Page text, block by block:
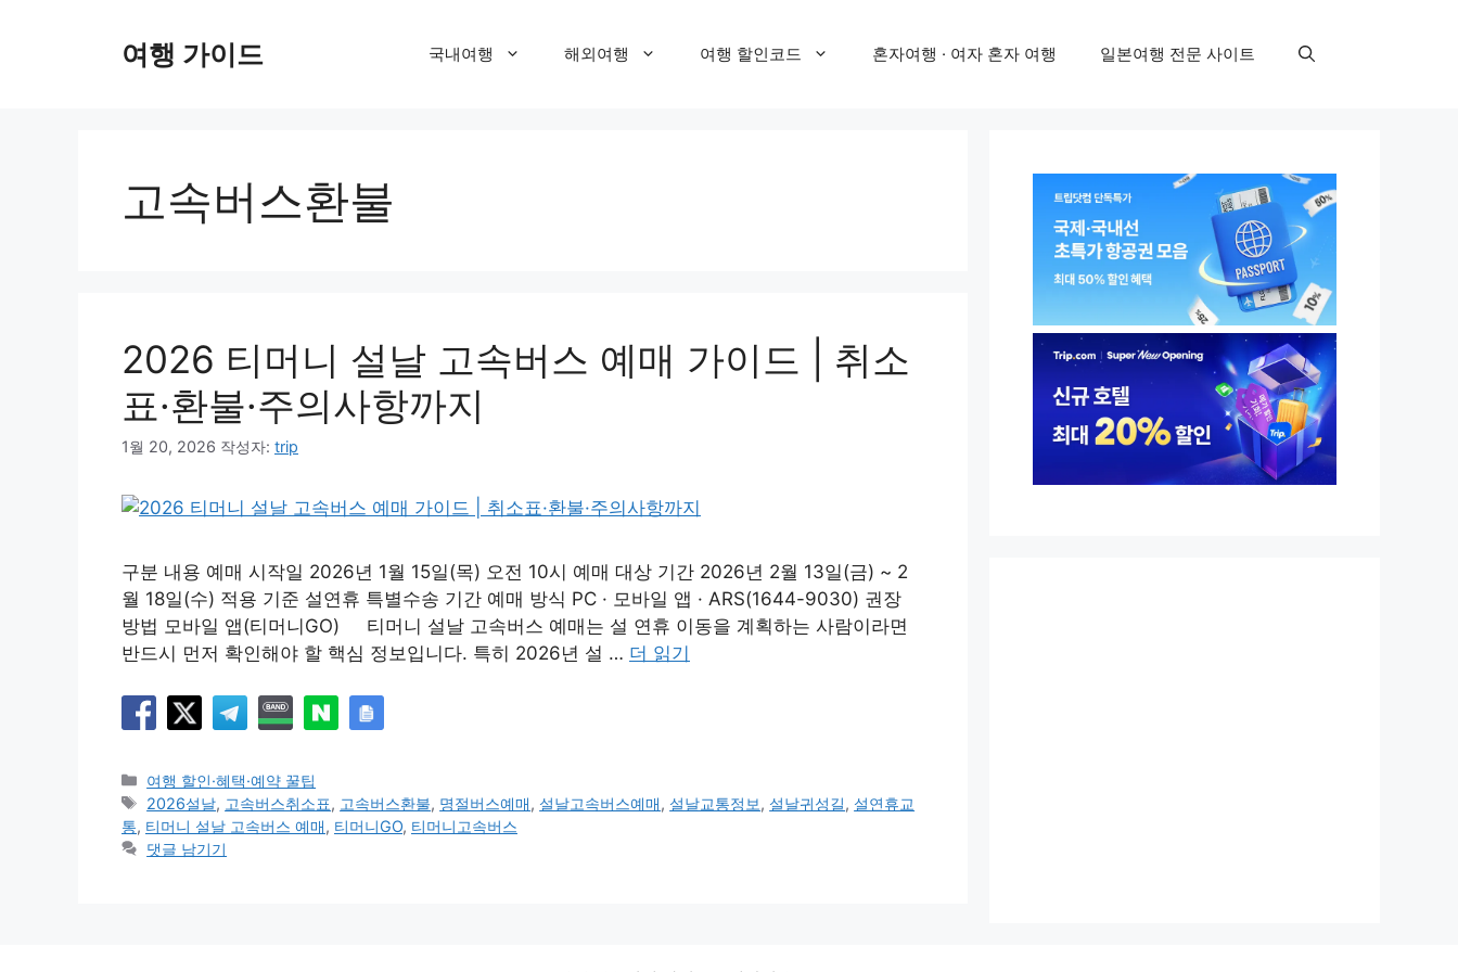
여행 가이드 국내여행 해외여행 여행 할인코드 혼자여행 · 여자 혼자 여행 일본여행 전문 사이트
고속버스환불
2026 티머니 설날 고속버스 예매 가이드 | 취소
표·환불·주의사항까지
1월 20, 2026 작성자: trip
구분 내용 예매 시작일 2026년 1월 15일(목) 오전 10시 예매 대상 기간 2026년 2월 13일(금) ~ 2
월 18일(수) 적용 기준 설연휴 특별수송 기간 예매 방식 PC · 모바일 앱 · ARS(1644-9030) 권장
방법 모바일 앱(티머니GO) 티머니 설날 고속버스 예매는 설 연휴 이동을 계획하는 사람이라면
반드시 먼저 확인해야 할 핵심 정보입니다. 특히 2026년 설 … 더 읽기
카
테
고
리
여행 할인·혜택·예약 꿀팁
태
그
2026설날, 고속버스취소표, 고속버스환불, 명절버스예매, 설날고속버스예매, 설날교통정보, 설날귀성길, 설연휴교
통, 티머니 설날 고속버스 예매, 티머니GO, 티머니고속버스
댓글 남기기